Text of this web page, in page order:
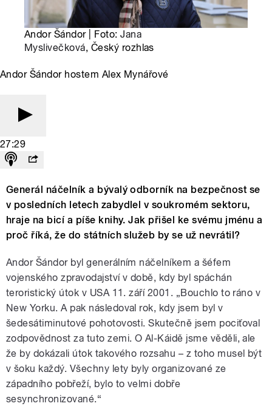
Andor Šándor | Foto:Jana
Myslivečková, Český rozhlas
Andor Šándor hostem Alex Mynářové
27:29
Generál náčelník a bývalý odborník na bezpečnost se
v posledních letech zabydlel v soukromém sektoru,
hraje na bicí a píše knihy. Jak přišel ke svému jménu a
proč říká, že do státních služeb by se už nevrátil?
Andor Šándor byl generálním náčelníkem a šéfem
vojenského zpravodajství v době, kdy byl spáchán
teroristický útok v USA 11. září 2001. „Bouchlo to ráno v
New Yorku. A pak následoval rok, kdy jsem byl v
šedesátiminutové pohotovosti. Skutečně jsem pociťoval
zodpovědnost za tuto zemi. O Al-Káidě jsme věděli, ale
že by dokázali útok takového rozsahu – z toho musel být
v šoku každý. Všechny lety byly organizované ze
západního pobřeží, bylo to velmi dobře
sesynchronizované.“